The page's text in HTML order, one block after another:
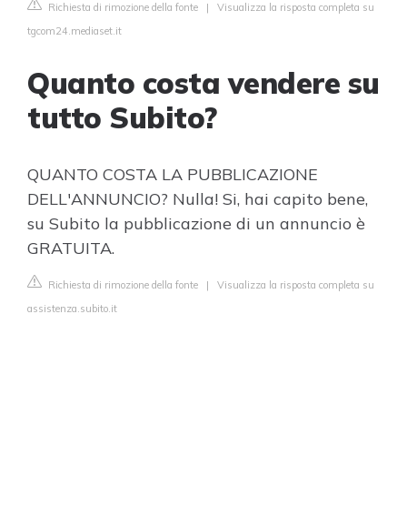
Richiesta di rimozione della fonte | Visualizza la risposta completa su
tgcom24.mediaset.it
Quanto costa vendere su
tutto Subito?
QUANTO COSTA LA PUBBLICAZIONE
DELL'ANNUNCIO? Nulla! Si, hai capito bene,
su Subito la pubblicazione di un annuncio è
GRATUITA.
Richiesta di rimozione della fonte | Visualizza la risposta completa su
assistenza.subito.it